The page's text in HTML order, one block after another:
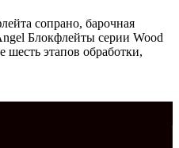
сопрано, барочная
Блокфлейты серии Wood
шесть этапов обработки,